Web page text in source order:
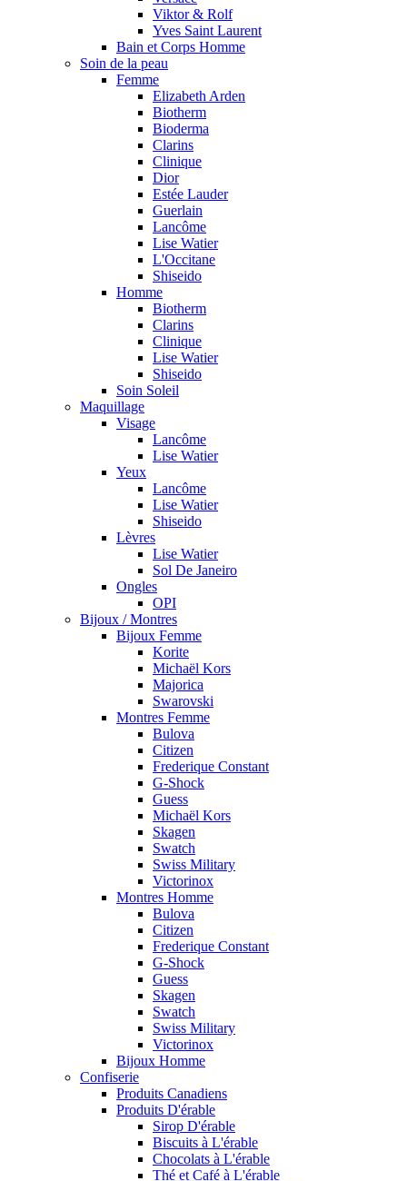
Viktor & Rolf
Yves Saint Laurent
Bain et Corps Homme
Soin de la peau
Femme
Elizabeth Arden
Biotherm
Bioderma
Clarins
Clinique
Dior
Estée Lauder
Guerlain
Lancôme
Lise Watier
L'Occitane
Shiseido
Homme
Biotherm
Clarins
Clinique
Lise Watier
Shiseido
Soin Soleil
Maquillage
Visage
Lancôme
Lise Watier
Yeux
Lancôme
Lise Watier
Shiseido
Lèvres
Lise Watier
Sol De Janeiro
Ongles
OPI
Bijoux / Montres
Bijoux Femme
Korite
Michaël Kors
Majorica
Swarovski
Montres Femme
Bulova
Citizen
Frederique Constant
G-Shock
Guess
Michaël Kors
Skagen
Swatch
Swiss Military
Victorinox
Montres Homme
Bulova
Citizen
Frederique Constant
G-Shock
Guess
Skagen
Swatch
Swiss Military
Victorinox
Bijoux Homme
Confiserie
Produits Canadiens
Produits D'érable
Sirop D'érable
Biscuits à L'érable
Chocolats à L'érable
Thé et Café à L'érable